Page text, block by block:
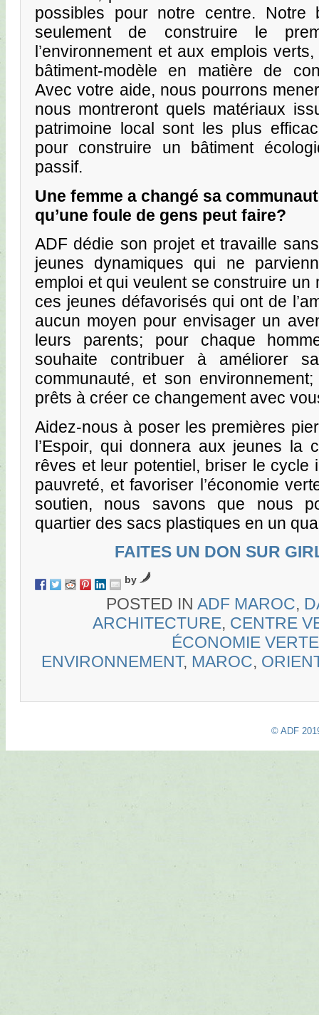
possibles pour notre centre. Notre
seulement de construire le
l’environnement et aux emplois
bâtiment-modèle en matière de
Avec votre aide, nous pourrons
nous montreront quels matériaux
patrimoine local sont les plus
pour construire un bâtiment
passif.
Une femme a changé sa
qu’une foule de gens peut faire?
ADF dédie son projet et travaille
jeunes dynamiques qui ne
emploi et qui veulent se construire un
ces jeunes défavorisés qui ont de
aucun moyen pour envisager un
leurs parents; pour chaque
souhaite contribuer à améliorer
communauté, et son
prêts à créer ce changement avec
Aidez-nous à poser les premières
l’Espoir, qui donnera aux jeunes la
rêves et leur potentiel, briser le cycle
pauvreté, et favoriser l’économie
soutien, nous savons que nous
quartier des sacs plastiques en un
FAITES UN DON SUR
by
POSTED IN ADF MAROC,
ARCHITECTURE, CENTRE
ÉCONOMIE VERTE
ENVIRONNEMENT, MAROC,
© ADF